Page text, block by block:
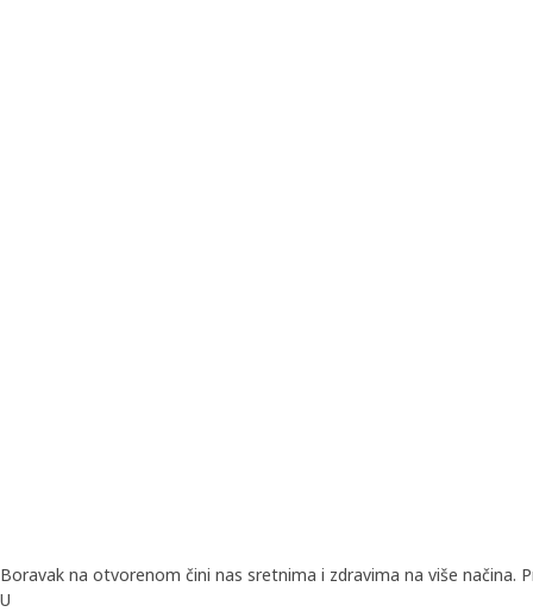
Boravak na otvorenom čini nas sretnima i zdravima na više
U